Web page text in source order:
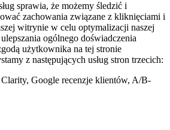
sprawia, że możemy śledzić i
zachowania związane z kliknięciami i
witrynie w celu optymalizacji naszej
ogólnego doświadczenia
użytkownika na tej stronie
z następujących usług stron trzecich:
Google recenzje klientów, A/B-